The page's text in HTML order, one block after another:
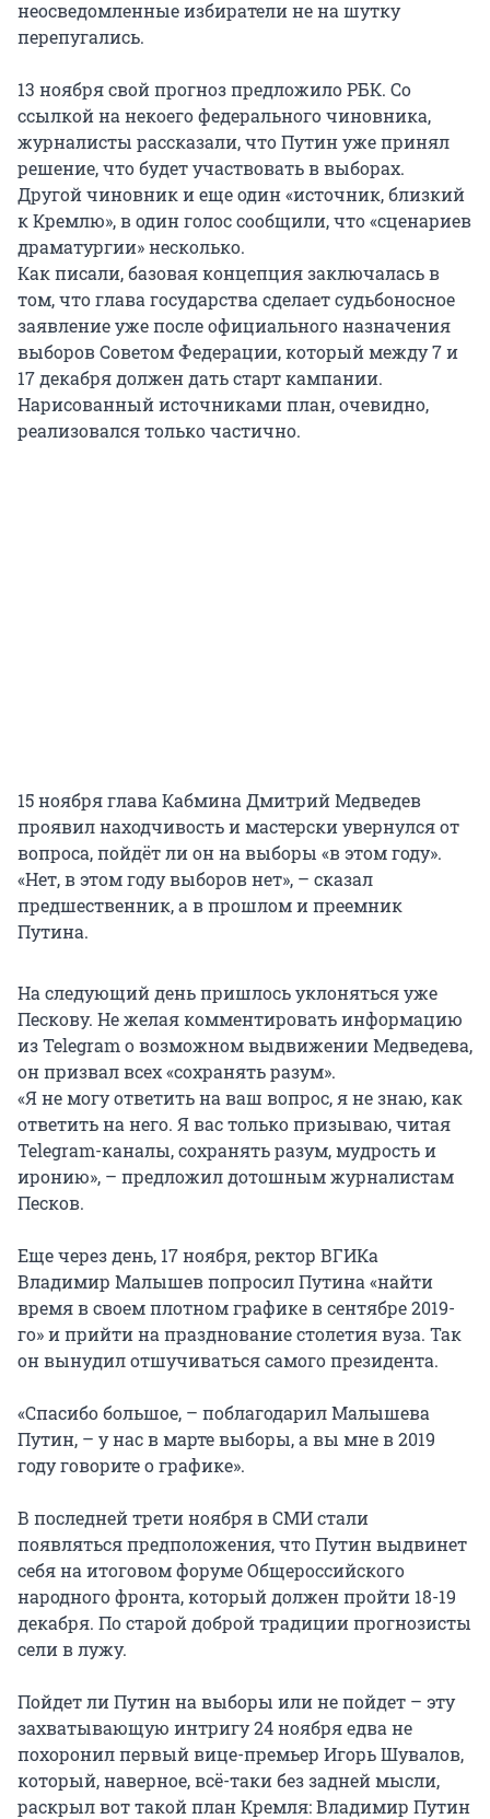
неосведомленные избиратели не на шутку
перепугались.
13 ноября свой прогноз предложило РБК. Со
ссылкой на некоего федерального чиновника,
журналисты рассказали, что Путин уже принял
решение, что будет участвовать в выборах.
Другой чиновник и еще один «источник, близкий
к Кремлю», в один голос сообщили, что «сценариев
драматургии» несколько.
Как писали, базовая концепция заключалась в
том, что глава государства сделает судьбоносное
заявление уже после официального назначения
выборов Советом Федерации, который между 7 и
17 декабря должен дать старт кампании.
Нарисованный источниками план, очевидно,
реализовался только частично.
15 ноября глава Кабмина Дмитрий Медведев
проявил находчивость и мастерски увернулся от
вопроса, пойдёт ли он на выборы «в этом году».
«Нет, в этом году выборов нет», – сказал
предшественник, а в прошлом и преемник
Путина.
На следующий день пришлось уклоняться уже
Пескову. Не желая комментировать информацию
из Telegram о возможном выдвижении Медведева,
он призвал всех «сохранять разум».
«Я не могу ответить на ваш вопрос, я не знаю, как
ответить на него. Я вас только призываю, читая
Telegram-каналы, сохранять разум, мудрость и
иронию», – предложил дотошным журналистам
Песков.
Еще через день, 17 ноября, ректор ВГИКа
Владимир Малышев попросил Путина «найти
время в своем плотном графике в сентябре 2019-
го» и прийти на празднование столетия вуза. Так
он вынудил отшучиваться самого президента.
«Спасибо большое, – поблагодарил Малышева
Путин, – у нас в марте выборы, а вы мне в 2019
году говорите о графике».
В последней трети ноября в СМИ стали
появляться предположения, что Путин выдвинет
себя на итоговом форуме Общероссийского
народного фронта, который должен пройти 18-19
декабря. По старой доброй традиции прогнозисты
сели в лужу.
Пойдет ли Путин на выборы или не пойдет – эту
захватывающую интригу 24 ноября едва не
похоронил первый вице-премьер Игорь Шувалов,
который, наверное, всё-таки без задней мысли,
раскрыл вот такой план Кремля: Владимир Путин